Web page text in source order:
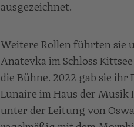
ausgezeichnet.
Weitere Rollen führten sie
Anatevka im Schloss
die Bühne. 2022 gab sie
Lunaire im Haus der Musik
unter der Leitung von